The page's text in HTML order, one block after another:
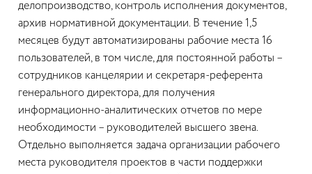
делопроизводство, контроль исполнения документов,
архив нормативной документации. В течение 1,5
месяцев будут автоматизированы рабочие места 16
пользователей, в том числе, для постоянной работы –
сотрудников канцелярии и секретаря-референта
генерального директора, для получения
информационно-аналитических отчетов по мере
необходимости – руководителей высшего звена.
Отдельно выполняется задача организации рабочего
места руководителя проектов в части поддержки